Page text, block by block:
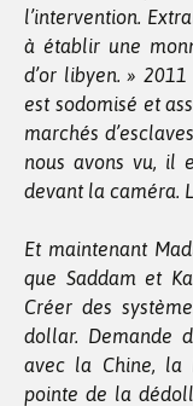
l’intervention.
à établir une
d’or libyen. »
est sodomisé et
marchés
nous avons vu, il
devant la caméra.
Et maintenant
que Saddam et
Créer des
dollar. Demande
avec la Chine, la
pointe de la